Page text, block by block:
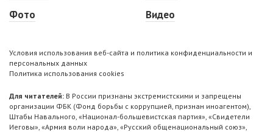
Фото
Видео
Условия использования веб-сайта и политика конфиденциальности и
персональных данных
Политика использования cookies
Для читателей: В России признаны экстремистскими и запрещены
организации ФБК (Фонд борьбы с коррупцией, признан иноагентом),
Штабы Навального, «Национал-большевистская партия», «Свидетели
Иеговы», «Армия воли народа», «Русский общенациональный союз»,